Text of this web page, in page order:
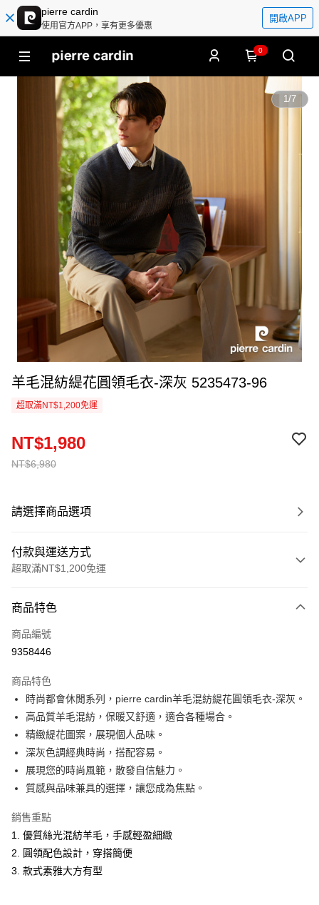
pierre cardin
使用官方APP，享有更多優惠
開啟APP
0
1/7
羊毛混紡緹花圓領毛衣-深灰 5235473-96
超取滿NT$1,200免運
NT$6,980
NT$1,980
請選擇商品選項
付款與運送方式
超取滿NT$1,200免運
信用卡一次付款
超商取貨付款
Apple Pay
悠遊付
Google Pay
ATM付款
全家取貨付款
每筆NT$60，滿NT$1,200(含以上)免運費
付款後全家取貨
商品特色
商品編號
9358446
商品特色
時尚都會休閒系列，pierre cardin羊毛混紡緹花圓領毛衣-深灰。
高品質羊毛混紡，保暖又舒適，適合各種場合。
精緻緹花圖案，展現個人品味。
深灰色調經典時尚，搭配容易。
展現您的時尚風範，散發自信魅力。
質感與品味兼具的選擇，讓您成為焦點。
銷售重點
1. 優質絲光混紡羊毛，手感輕盈細緻
2. 圓領配色設計，穿搭簡便
3. 款式素雅大方有型